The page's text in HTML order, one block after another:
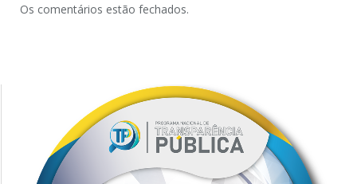
Os comentários estão fechados.